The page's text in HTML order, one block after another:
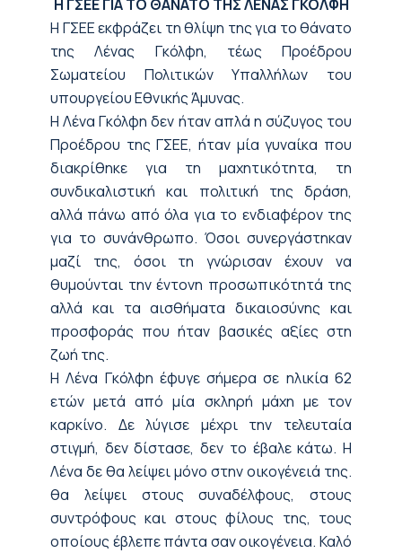
Η ΓΣΕΕ ΓΙΑ ΤΟ ΘΑΝΑΤΟ ΤΗΣ ΛΕΝΑΣ ΓΚΟΛΦΗ
Η ΓΣΕΕ εκφράζει τη θλίψη της για το θάνατο
της Λένας Γκόλφη, τέως Προέδρου
Σωματείου Πολιτικών Υπαλλήλων του
υπουργείου Εθνικής Άμυνας.
Η Λένα Γκόλφη δεν ήταν απλά η σύζυγος του
Προέδρου της ΓΣΕΕ, ήταν μία γυναίκα που
διακρίθηκε για τη μαχητικότητα, τη
συνδικαλιστικήκαι πολιτική της δράση,
αλλά πάνω από όλα για το ενδιαφέρον της
για το συνάνθρωπο. Όσοι συνεργάστηκαν
μαζί της, όσοι τη γνώρισαν έχουν να
θυμούνται την έντονη προσωπικότητά της
αλλά και τα αισθήματα δικαιοσύνης και
προσφοράς που ήταν βασικές αξίες στη
ζωή της.
Η Λένα Γκόλφη έφυγε σήμερα σε ηλικία 62
ετών μετά από μία σκληρή μάχη με τον
καρκίνο. Δε λύγισε μέχρι την τελευταία
στιγμή, δεν δίστασε, δεν το έβαλε κάτω. Η
Λένα δε θα λείψει μόνο στην οικογένειά της.
θα λείψει στους συναδέλφους, στους
συντρόφους και στους φίλους της, τους
οποίους έβλεπε πάντα σαν οικογένεια. Καλό